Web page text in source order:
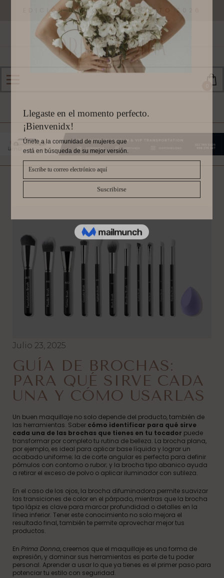
EDICIÓN DISPONIBLE AGOSTO 2026
Julio 23, 2025
GUÍA DE BROCHAS:
PARA QUÉ SIRVE CADA
UNA Y CÓMO USARLAS
Un buen maquillaje no solo depende del producto, también de
las herramientas. Saber cómo identificar para qué sirve
cada una de las brochas que tienes en tu tocador puede
transformar por completo tu rutina de belleza. La brocha plana,
por ejemplo, es ideal para aplicar base líquida y lograr un
acabado uniforme; la de corte angular es perfecta para definir
pómulos con contorno o rubor; y la brocha tipo abanico ayuda
a retirar el exceso de polvo o aplicar iluminador con sutileza.
En el caso de los ojos, la brocha difuminadora permite suavizar
las transiciones de color en el párpado, mientras que la brocha
tipo lápiz es clave para marcar profundidad o detalles en la
línea inferior. Tener este conocimiento no solo mejora el
resultado final, también te permite aprovechar mejor tus
productos.
En Prima Donna, creemos que el maquillaje es una forma de
expresión, y dominar sus herramientas es parte de tu poder
personal. Aprender a usar lo que ya tienes es el primer paso para
potenciar tu estilo con seguridad.